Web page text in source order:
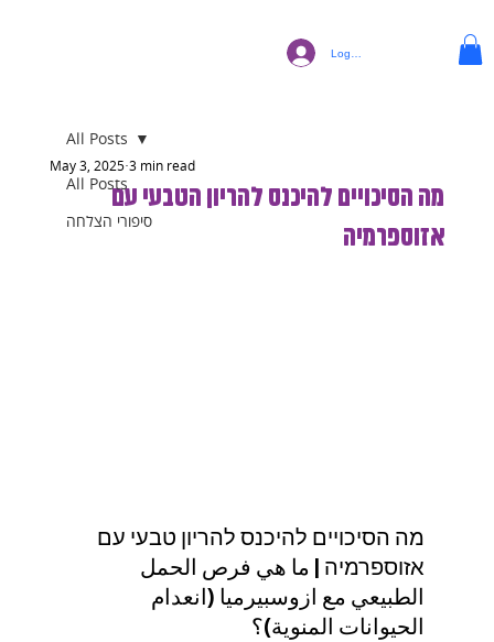
Log In
All Posts
סיפורי הצלחה
All Posts
מה הסיכויים להיכנס להריון הטבעי עם
אזוספרמיה
May 3, 2025 3 min read
מה הסיכויים להיכנס להריון טבעי עם
אזוספרמיה | ما هي فرص الحمل
الطبيعي مع ازوسبيرميا (انعدام
الحيوانات المنوية)؟